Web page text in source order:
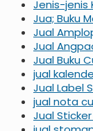
Jenis-jenis
Jua; Buku
Jual
Jual
Jual Buku
jual
Jual Label
jual nota
Jual